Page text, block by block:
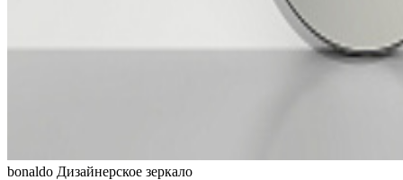
bonaldo Дизайнерское зеркало